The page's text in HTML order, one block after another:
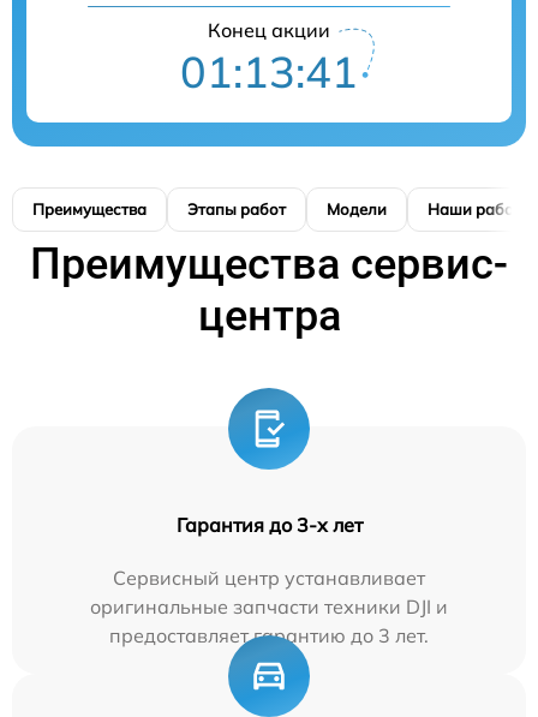
Конец акции
01:13:40
Преимущества Этапы работ Модели Наши работы
Преимущества сервис-
центра
Гарантия до 3-х лет
Сервисный центр устанавливает
оригинальные запчасти техники DJI и
предоставляет гарантию до 3 лет.